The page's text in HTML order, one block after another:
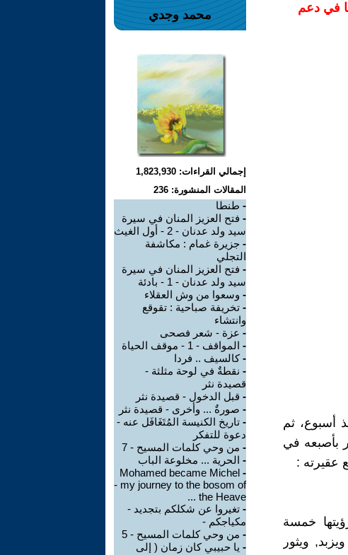
في دعم
أسبوع، ثم
بأصبعه في
عقيرته :
خمسة
ويثور
محمد وجدي
إجمالي القراءات: 1,823,930
المقالات المنشورة: 236
- طنطا
- فتح العزيز المنان في سيرة
سيد ولد عدنان - 2 - أول الغيث
- جزيرة غمام : مكاشفة
التجلي
- فتح العزيز المنان في سيرة
سيد ولد عدنان - 1 - بادئة
- وسعوا من وش العقلاء
- تخريفة صباحية : تقوقع
وانتشاء
- عزة - شعر فصحى
- المواقف - 1 - موقف الحياة
-كالسيف .. فردا
- نقطةٌ في لوحة مثلثة -
قصيدة نثر
- قبل الدخول - قصيدة نثر
- صورةٌ ... وأخرى - قصيدة نثر
- تاريخ الكنيسة المُتَغَافَل عنه -
دعوة للتفكر
- من وحي كلمات المسيح - 7
- الحرية ... مخلوعة الباب
-
Mohamed became Michel
- my journey to the bosom of
the Heave ...
- تغيروا عن شكلكم بتجديد -
مكياجكم -
- من وحي كلمات المسيح - 5
- يا حبيبي كان زمان ( إلى